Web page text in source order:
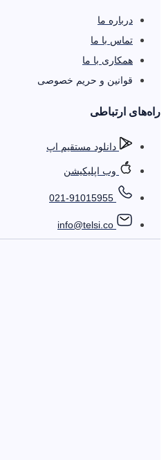
درباره ما
تماس با ما
همکاری با ما
قوانین و حریم خصوصی
را‌ه‌های ارتباطی
دانلود مستقیم اپ
وب اپلیکیشن
021-91015955
info@telsi.co